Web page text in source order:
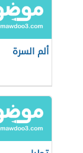
ألم السرة